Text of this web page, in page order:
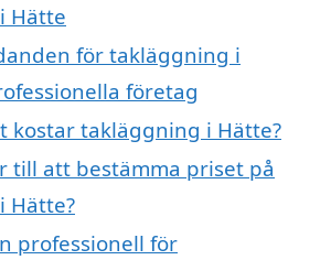
Hätte
för takläggning i
företag
kostar takläggning i Hätte?
till att bestämma priset på
Hätte?
professionell för